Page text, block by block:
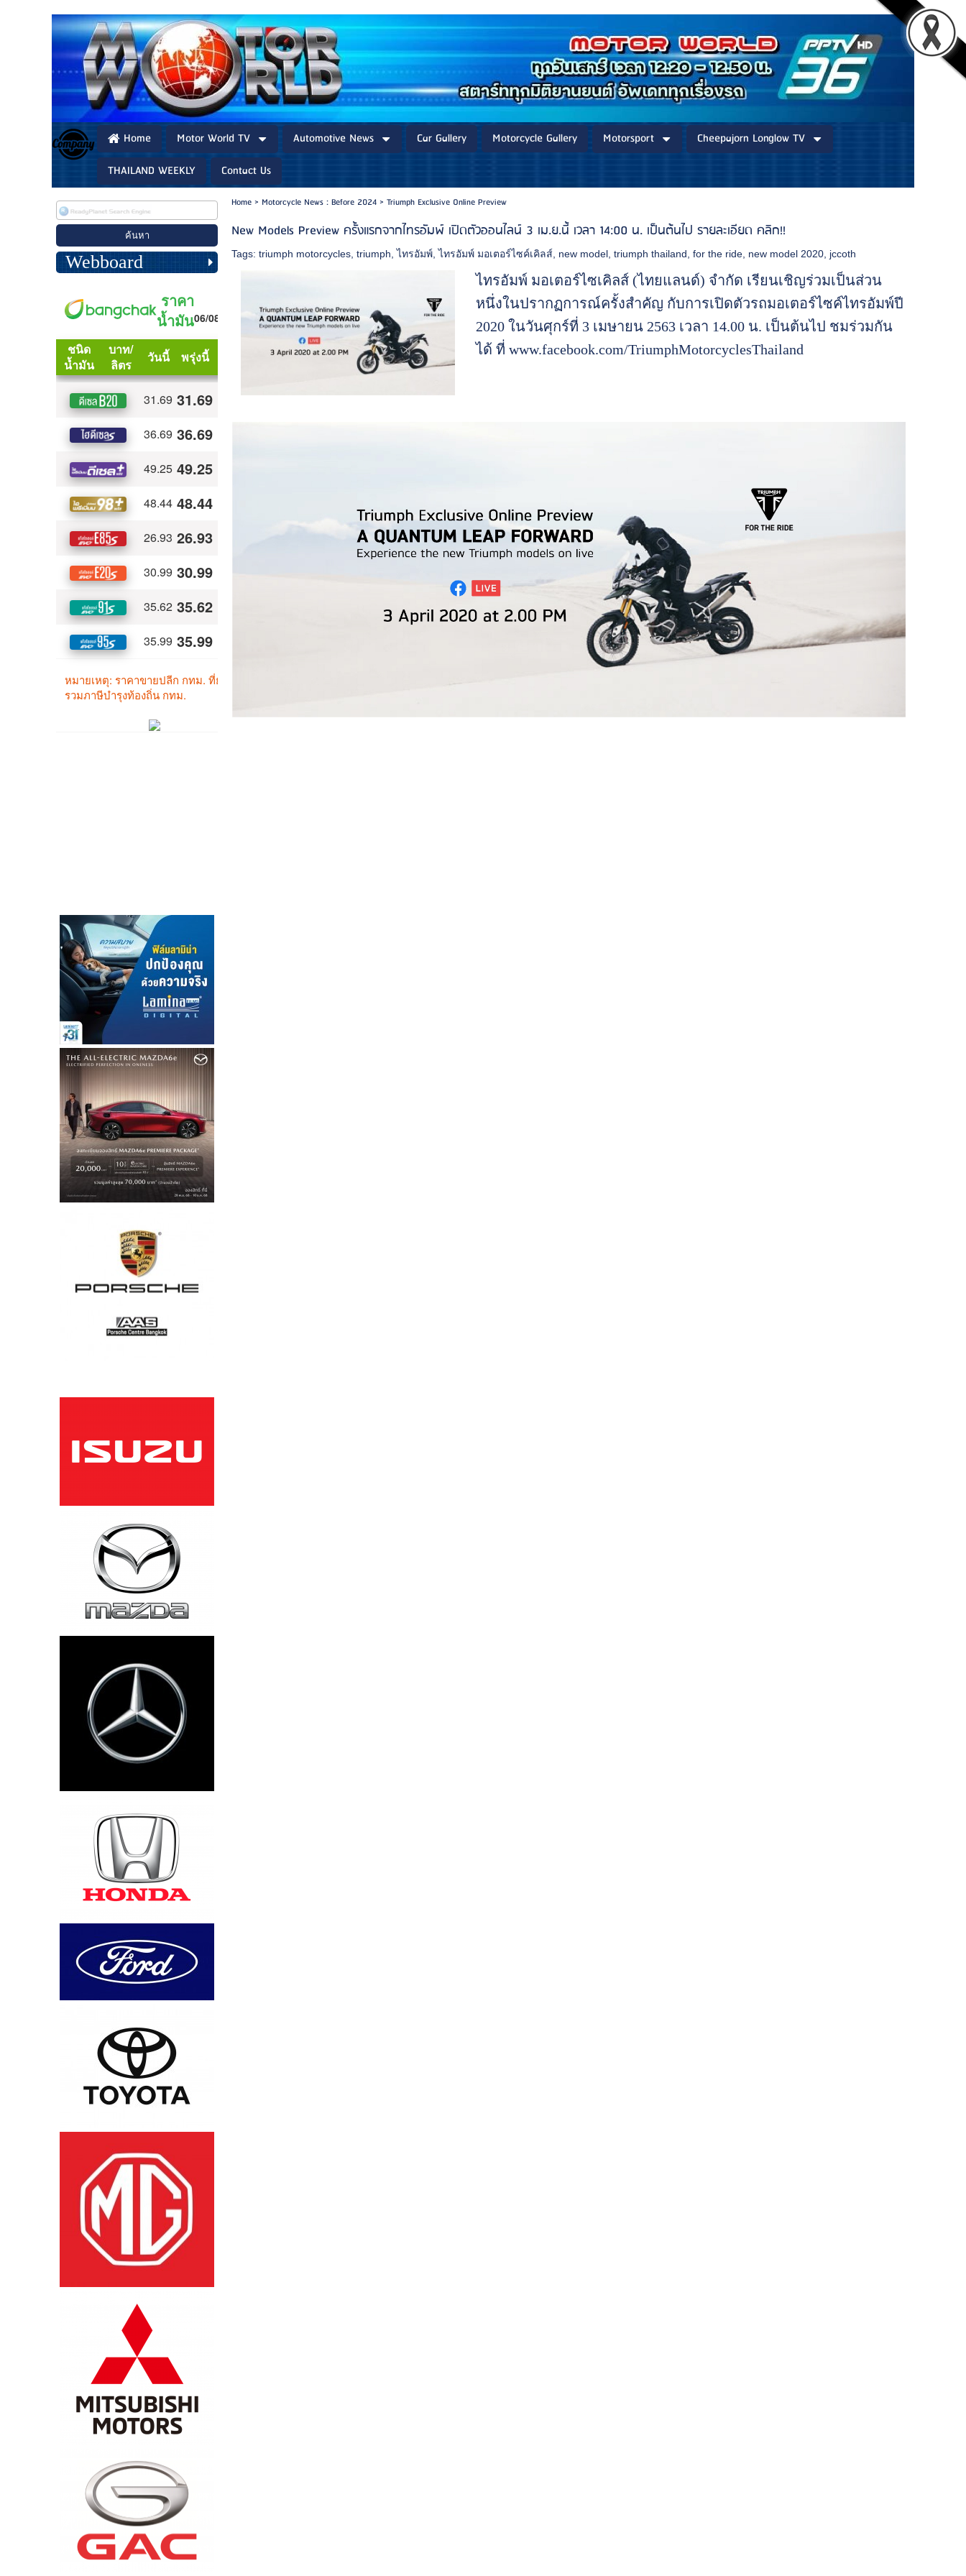
Home Motor World TV Automotive News Car Gallery Motorcycle Gallery Motorsport
Cheepajorn Longlow TV
THAILAND WEEKLY
Contact Us
Webboard
Home> Motorcycle News : Before 2024> Triumph Exclusive Online Preview
New Models Preview ครั้งแรกจากไทรอัมพ์ เปิดตัวออนไลน์ 3 เม.ย.นี้ เวลา 14:00 น. เป็นต้นไป รายละเอียด คลิก!!
Tags:triumph motorcycles ,triumph ,ไทรอัมพ์ ,ไทรอัมพ์ มอเตอร์ไซค์เคิลส์ new model ,triumph thailand ,for the ride new model 2020 jccoth
ไทรอัมพ์ มอเตอร์ไซเคิลส์ (ไทยแลนด์) จำกัด เรียนเชิญร่วมเป็นส่วน
หนึ่งในปรากฏการณ์ครั้งสำคัญ กับการเปิดตัวรถมอเตอร์ไซค์ไทรอัมพ์ปี
2020 ในวันศุกร์ที่ 3 เมษายน 2563 เวลา 14.00 น. เป็นต้นไป ชมร่วมกัน
ได้ ที่www.facebook.com/TriumphMotorcyclesThailand